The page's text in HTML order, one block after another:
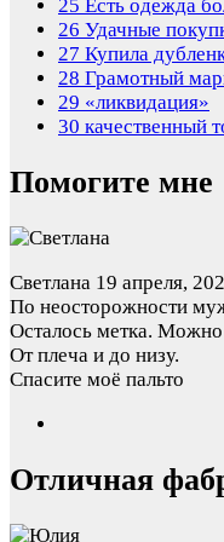
25 Есть одежда
26 Удачные
27 Купила
28 Грамотный
29 «ликвидация»
30 качественный
Помогите мне
Светлана 19 апреля,
По неосторожности
Осталось метка.
От плеча и до низу.
Спасите моё пальто
Отличная